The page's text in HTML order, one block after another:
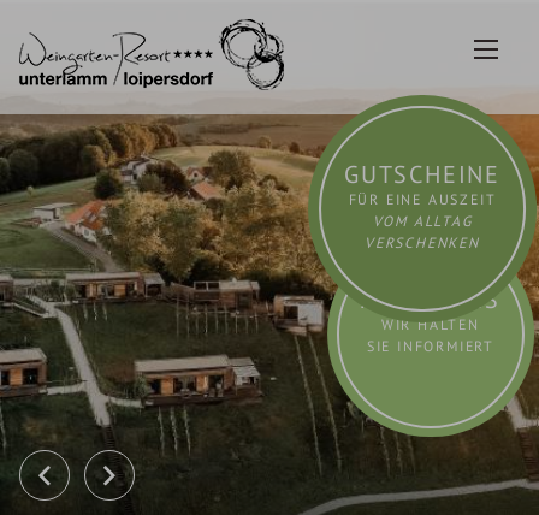
Inhalt
springen
GUTSCHEINE
FÜR EINE AUSZEIT
VOM ALLTAG
VERSCHENKEN
AKTUELLES
WIR HALTEN
SIE INFORMIERT